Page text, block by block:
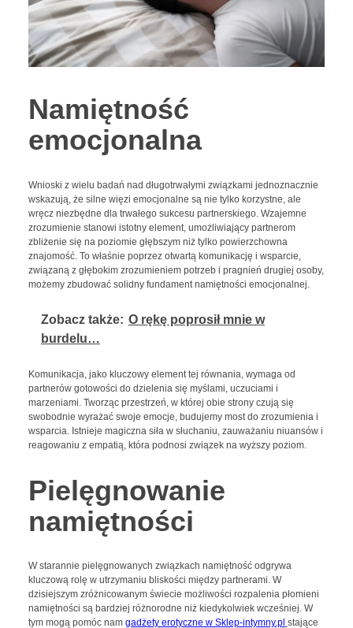
Namiętność
emocjonalna
Wnioski z wielu badań nad długotrwałymi związkami jednoznacznie
wskazują, że silne więzi emocjonalne są nie tylko korzystne, ale
wręcz niezbędne dla trwałego sukcesu partnerskiego. Wzajemne
zrozumienie stanowi istotny element, umożliwiający partnerom
zbliżenie się na poziomie głębszym niż tylko powierzchowna
znajomość. To właśnie poprzez otwartą komunikację i wsparcie,
związaną z głębokim zrozumieniem potrzeb i pragnień drugiej osoby,
możemy zbudować solidny fundament namiętności emocjonalnej.
Zobacz także: O rękę poprosił mnie w
burdelu…
Komunikacja, jako kluczowy element tej równania, wymaga od
partnerów gotowości do dzielenia się myślami, uczuciami i
marzeniami. Tworząc przestrzeń, w której obie strony czują się
swobodnie wyrażać swoje emocje, budujemy most do zrozumienia i
wsparcia. Istnieje magiczna siła w słuchaniu, zauważaniu niuansów i
reagowaniu z empatią, która podnosi związek na wyższy poziom.
Pielęgnowanie
namiętności
W starannie pielęgnowanych związkach namiętność odgrywa
kluczową rolę w utrzymaniu bliskości między partnerami. W
dzisiejszym zróżnicowanym świecie możliwości rozpalenia płomieni
namiętności są bardziej różnorodne niż kiedykolwiek wcześniej. W
tym mogą pomóc nam gadżety erotyczne w Sklep-intymny.pl stające